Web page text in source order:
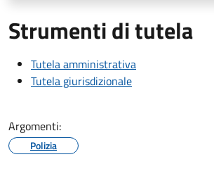
Strumenti di tutela
Tutela amministrativa
Tutela giurisdizionale
Argomenti:
Polizia